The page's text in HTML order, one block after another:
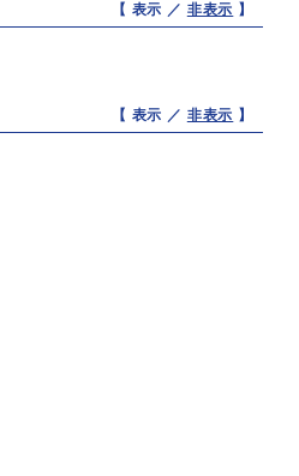
【 表示 ／ 非表示 】
【 表示 ／ 非表示 】